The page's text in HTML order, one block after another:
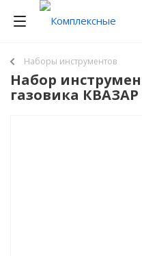
Наборы инструментов
Набор
газовика КВАЗАР